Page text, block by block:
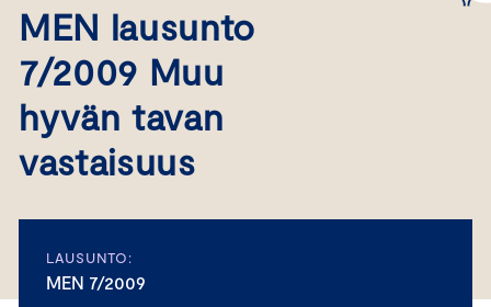
MEN lausunto
7/2009 Muu
hyvän tavan
vastaisuus
LAUSUNTO:
MEN 7/2009